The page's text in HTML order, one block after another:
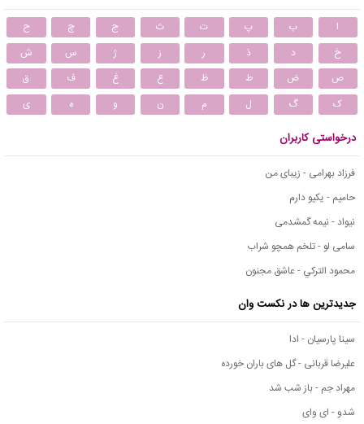
ا ب پ ت ث ج چ
ح
خ
د ذ ر ز ژ س
ش
ص
ض ط ظ ع غ ف
ق
ک
گ ل م ن و ه ی
درخواستی کاربران
فرزاد بهرامی - زیبای من
حامیم - یکیو دارم
نیواد - نیمه گمشدمی
سامی لو - تلخم همچو شراب
محمود التركي - عاشق مجنون
جدیدترین ها در نکست وان
سینا پارسیان - ادا
علیرضا قربانی - گل های باران خورده
مهراد جم - باز شب شد
شدو - ای وای